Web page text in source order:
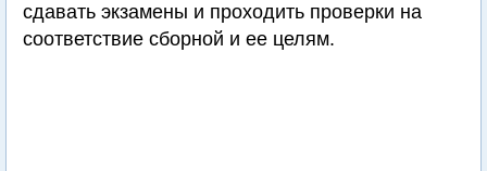
сдавать экзамены и проходить проверки на
соответствие сборной и ее целям.